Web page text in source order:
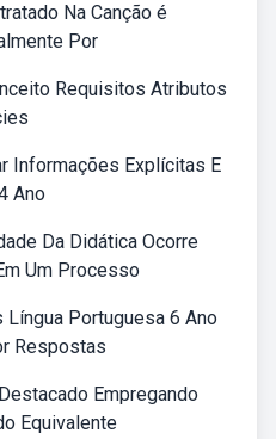
Na Canção é
Por
Requisitos Atributos
Informações Explícitas E
Ano
Da Didática Ocorre
Um Processo
Língua Portuguesa 6 Ano
Respostas
Empregando
Equivalente